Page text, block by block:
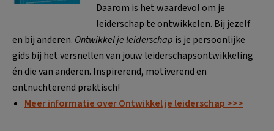
Daarom is het waardevol om je
leiderschap te ontwikkelen. Bij jezelf
en bij anderen. Ontwikkel je leiderschap is je persoonlijke
gids bij het versnellen van jouw leiderschapsontwikkeling
én die van anderen. Inspirerend, motiverend en
ontnuchterend praktisch!
Meer informatie over Ontwikkel je leiderschap >>>